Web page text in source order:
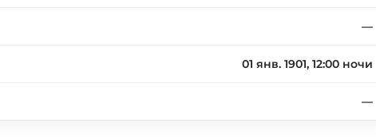
—
01 янв. 1901, 12:00 ночи
—